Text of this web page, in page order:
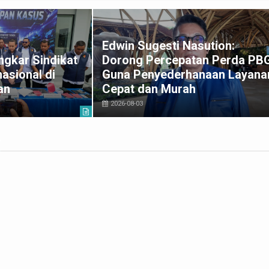
Sindikat
di
Edwin Sugesti Nasution:
Dorong Percepatan Perda
Guna Penyederhanaan
Cepat dan Murah
2026-08-03